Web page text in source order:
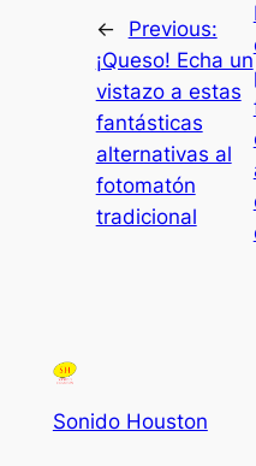
←
Previous:
¡Queso! Echa un
vistazo a estas
fantásticas
alternativas al
fotomatón
tradicional
Sonido Houston